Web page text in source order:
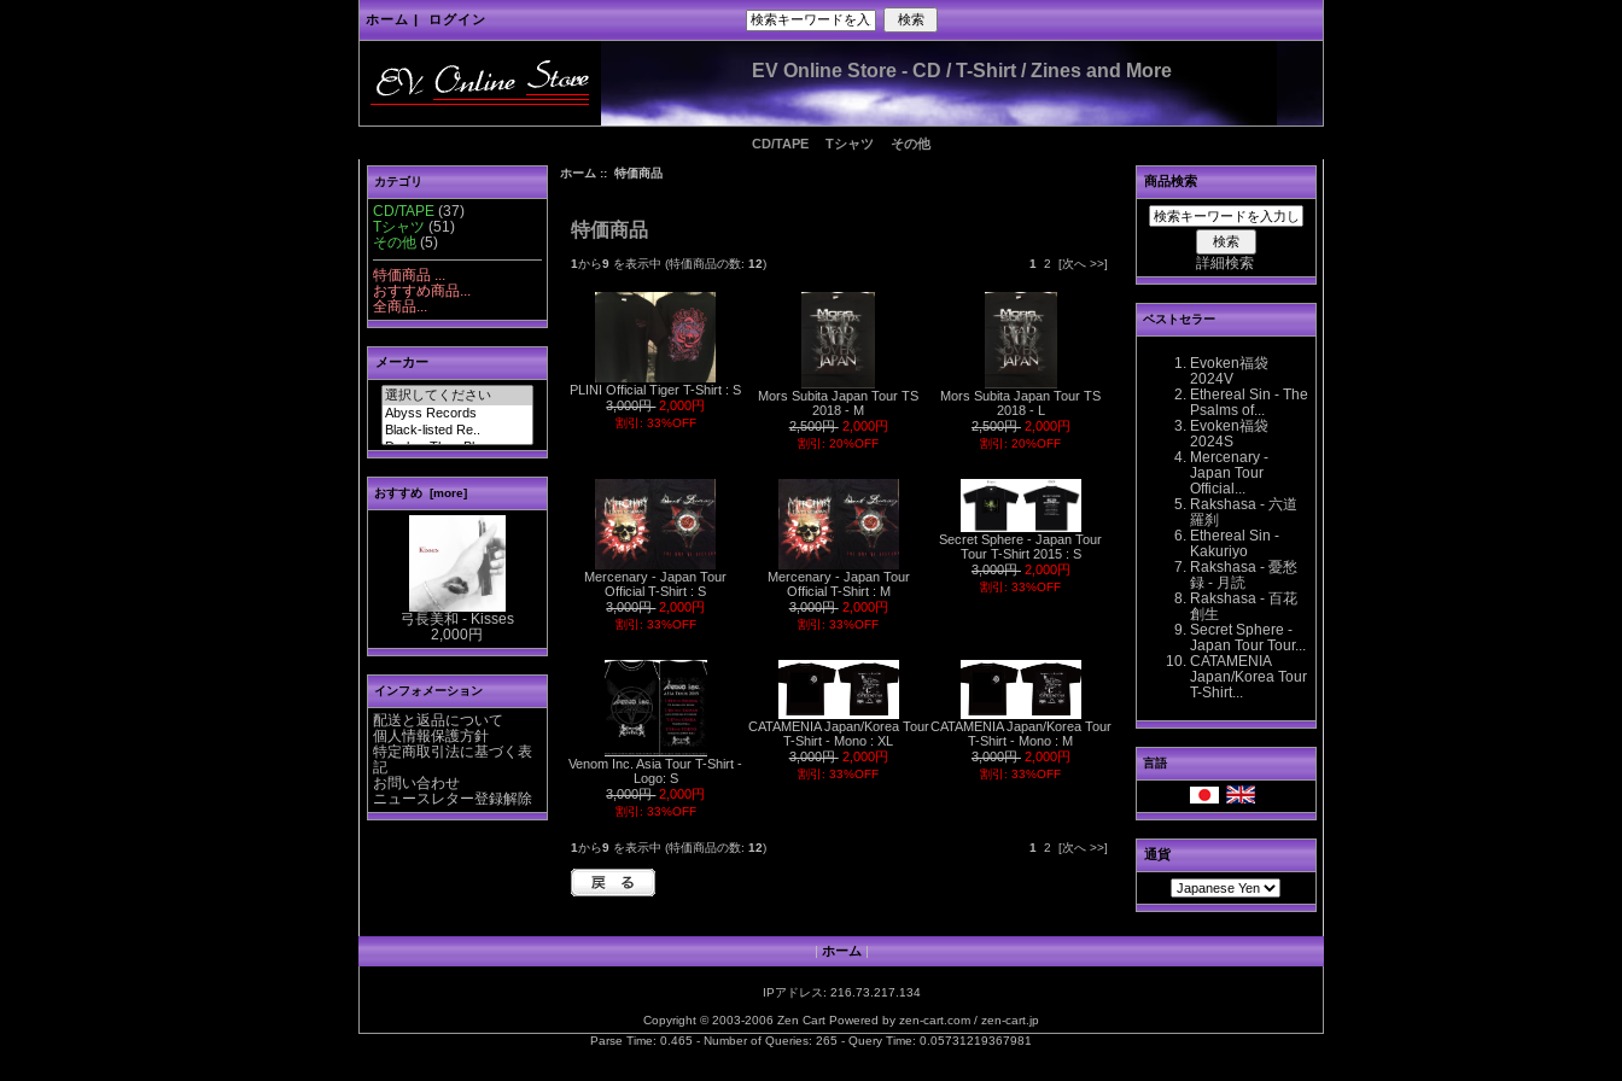
ホーム | ログイン
EV Online Store - CD / T-Shirt / Zines and More
CD/TAPE Tシャツ その他
カテゴリ
CD/TAPE(37)
Tシャツ (51)
その他(5)
特価商品 ...
おすすめ商品...
全商品...
メーカー
おすすめ [more]
弓長美和 - Kisses
2,000円
インフォメーション
配送と返品について
個人情報保護方針
特定商取引法に基づく表
記
お問い合わせ
ニュースレター登録解除
ホーム :: 特価商品
特価商品
1から9を表示中 (特価商品の数: 12) 1 2 [次へ >>]
PLINI Official Tiger T-Shirt : S
3,000円 2,000円
割引: 33%OFF
Mors Subita Japan Tour TS
2018 - M
2,500円 2,000円
割引: 20%OFF
Mors Subita Japan Tour TS
2018 - L
2,500円 2,000円
割引: 20%OFF
Mercenary - Japan Tour
Official T-Shirt : S
3,000円 2,000円
割引: 33%OFF
Mercenary - Japan Tour
Official T-Shirt : M
3,000円 2,000円
割引: 33%OFF
Secret Sphere - Japan Tour
Tour T-Shirt 2015 : S
3,000円 2,000円
割引: 33%OFF
Venom Inc. Asia Tour T-Shirt -
Logo: S
3,000円 2,000円
割引: 33%OFF
CATAMENIA Japan/Korea Tour
T-Shirt - Mono : XL
3,000円 2,000円
割引: 33%OFF
CATAMENIA Japan/Korea Tour
T-Shirt - Mono : M
3,000円 2,000円
割引: 33%OFF
1から9を表示中 (特価商品の数: 12) 1 2 [次へ >>]
商品検索
詳細検索
ベストセラー
Evoken福袋
2024V
Ethereal Sin - The
Psalms of...
Evoken福袋
2024S
Mercenary -
Japan Tour
Official...
Rakshasa - 六道
羅刹
Ethereal Sin -
Kakuriyo
Rakshasa - 憂愁
録 - 月読
Rakshasa - 百花
創生
Secret Sphere -
Japan Tour Tour...
CATAMENIA
Japan/Korea Tour
T-Shirt...
言語
通貨
| ホーム |
IPアドレス: 216.73.217.134
Copyright © 2003-2006 Zen Cart Powered by zen-cart.com / zen-cart.jp
Parse Time: 0.465 - Number of Queries: 265 - Query Time: 0.05731219367981